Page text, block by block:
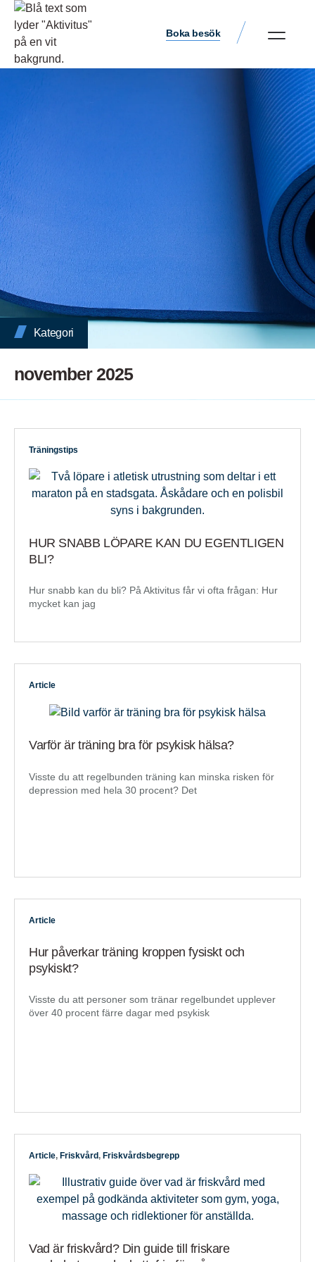
Boka besök
Kategori
november 2025
Träningstips
HUR SNABB LÖPARE KAN DU EGENTLIGEN
BLI?
Hur snabb kan du bli? På Aktivitus får vi ofta frågan: Hur
mycket kan jag
Article
Varför är träning bra för psykisk hälsa?
Visste du att regelbunden träning kan minska risken för
depression med hela 30 procent? Det
Article
Hur påverkar träning kroppen fysiskt och
psykiskt?
Visste du att personer som tränar regelbundet upplever
över 40 procent färre dagar med psykisk
Article, Friskvård, Friskvårdsbegrepp
Vad är friskvård? Din guide till friskare